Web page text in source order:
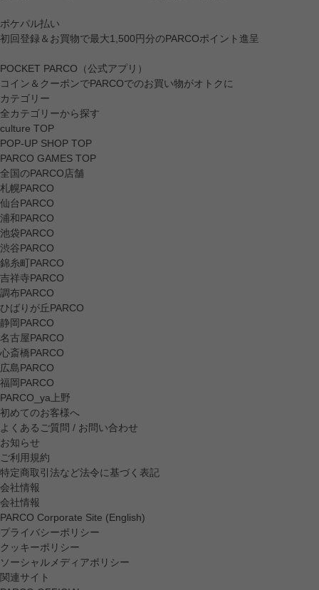
ポケパル払い
初回登録＆お買物で最大1,500円分のPARCOポイント進呈
POCKET PARCO（公式アプリ）
コイン＆クーポンでPARCOでのお買い物がオトクに
カテゴリー
全カテゴリーから探す
culture TOP
POP-UP SHOP TOP
PARCO GAMES TOP
全国のPARCO店舗
札幌PARCO
仙台PARCO
浦和PARCO
池袋PARCO
渋谷PARCO
錦糸町PARCO
吉祥寺PARCO
調布PARCO
ひばりが丘PARCO
静岡PARCO
名古屋PARCO
心斎橋PARCO
広島PARCO
福岡PARCO
PARCO_ya上野
初めてのお客様へ
よくあるご質問 / お問い合わせ
お知らせ
ご利用規約
特定商取引法など法令に基づく表記
会社情報
会社情報
PARCO Corporate Site (English)
プライバシーポリシー
クッキーポリシー
ソーシャルメディアポリシー
関連サイト